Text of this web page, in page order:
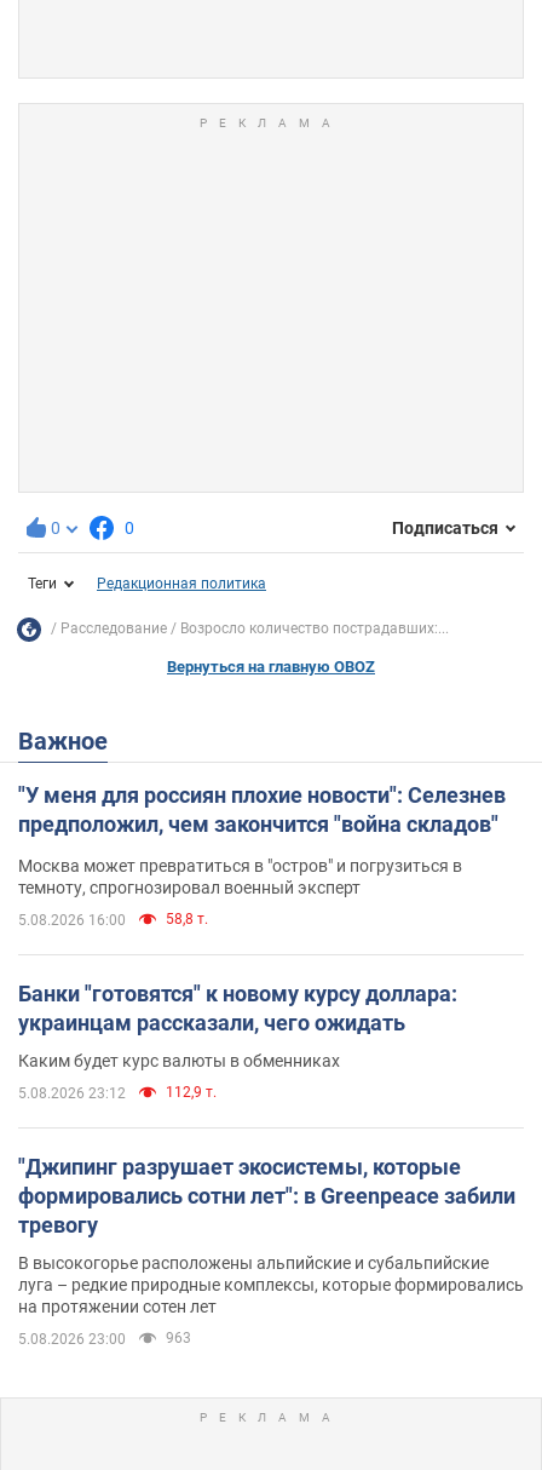
0 0 Подписаться
Теги Редакционная политика
Расследование Возросло количество пострадавших:...
Вернуться на главную OBOZ
Важное
"У меня для россиян плохие новости": Селезнев
предположил, чем закончится "война складов"
Москва может превратиться в "остров" и погрузиться в
темноту, спрогнозировал военный эксперт
5.08.2026 16:00 58,8 т.
Банки "готовятся" к новому курсу доллара:
украинцам рассказали, чего ожидать
Каким будет курс валюты в обменниках
5.08.2026 23:12 112,9 т.
"Джипинг разрушает экосистемы, которые
формировались сотни лет": в Greenpeace забили
тревогу
В высокогорье расположены альпийские и субальпийские
луга – редкие природные комплексы, которые формировались
на протяжении сотен лет
5.08.2026 23:00 963